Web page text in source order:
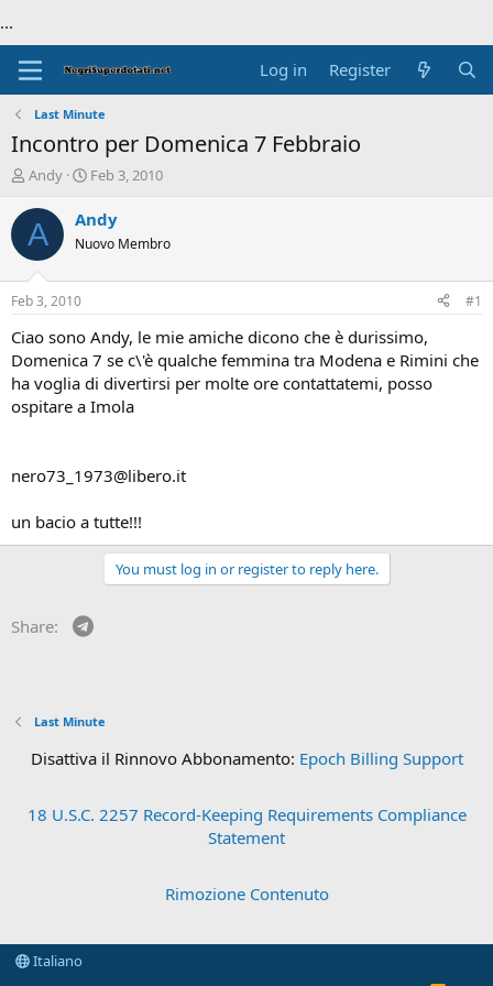
...
Log in Register
Last Minute
Incontro per Domenica 7 Febbraio
T
r
e
d
t
a
t
e
r
Andy
S
a
t
t
e
Feb 3, 2010
A Andy
Nuovo Membro
Feb 3, 2010 #1
Ciao sono Andy, le mie amiche dicono che è durissimo,
Domenica 7 se c\'è qualche femmina tra Modena e Rimini che
ha voglia di divertirsi per molte ore contattatemi, posso
ospitare a Imola
nero73_1973@libero.it
un bacio a tutte!!!
You must log in or register to reply here.
Share:
Last Minute
Disattiva il Rinnovo Abbonamento: Epoch Billing Support
18 U.S.C. 2257 Record-Keeping Requirements Compliance
Statement
Rimozione Contenuto
Italiano